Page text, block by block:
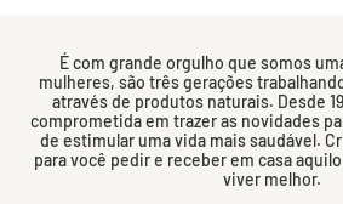
É com grande orgulho que somos
mulheres, são três gerações
através de produtos naturais. Desde
comprometida em trazer as novidades
de estimular uma vida mais saudável.
para você pedir e receber em casa
viver melhor.